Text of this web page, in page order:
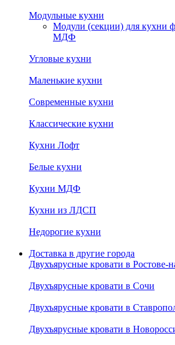
Модульные кухни
Модули (секции) для кухни
МДФ
Угловые кухни
Маленькие кухни
Современные кухни
Классические кухни
Кухни Лофт
Белые кухни
Кухни МДФ
Кухни из ЛДСП
Недорогие кухни
Доставка в другие города
Двухъярусные кровати в Ростове-
Двухъярусные кровати в Сочи
Двухъярусные кровати в
Двухъярусные кровати в